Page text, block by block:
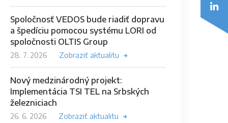
Spoločnosť VEDOS bude riadiť dopravu
a špedíciu pomocou systému LORI od
spoločnosti OLTIS Group
28. 7. 2026 Zobraziť aktualitu
Nový medzinárodný projekt:
Implementácia TSI TEL na Srbských
železniciach
26. 6. 2026 Zobraziť aktualitu